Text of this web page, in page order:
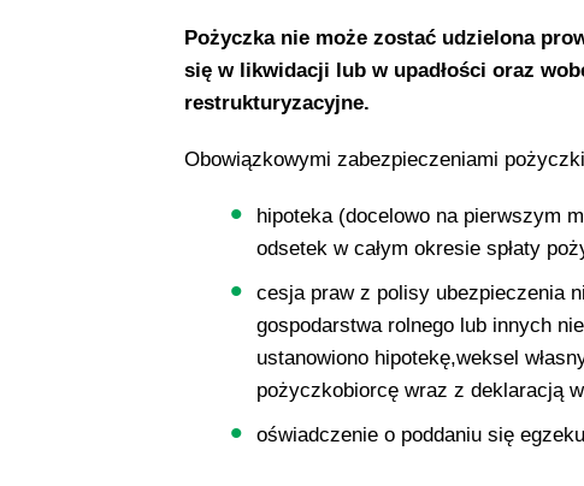
Pożyczka nie może zostać udzielona
się w likwidacji lub w upadłości oraz
restrukturyzacyjne.
Obowiązkowymi zabezpieczeniami
hipoteka (docelowo na pierwszym
odsetek w całym okresie spłaty
cesja praw z polisy ubezpieczenia
gospodarstwa rolnego lub innych
ustanowiono hipotekę,weksel
pożyczkobiorcę wraz z deklaracją
oświadczenie o poddaniu się